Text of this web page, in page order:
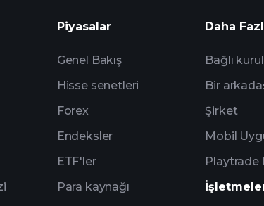
Piyasalar
Genel Bakış
Hisse senetleri
Forex
Endeksler
ETF'ler
Para kaynağı
Daha
Bağlı
Bir
Şirket
Mobil
Playtrade